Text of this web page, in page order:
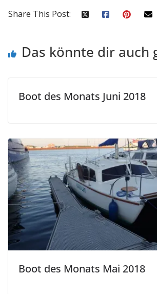
Share This Post:
Das könnte dir auch
Boot des Monats Juni 2018
Boot des Monats Mai 2018